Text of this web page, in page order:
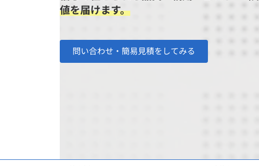
値を届けます。
問い合わせ・簡易見積をしてみる